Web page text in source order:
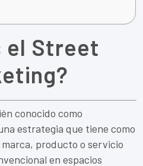
el Street
conocido como
estrategia que tiene como
producto o servicio
en espacios